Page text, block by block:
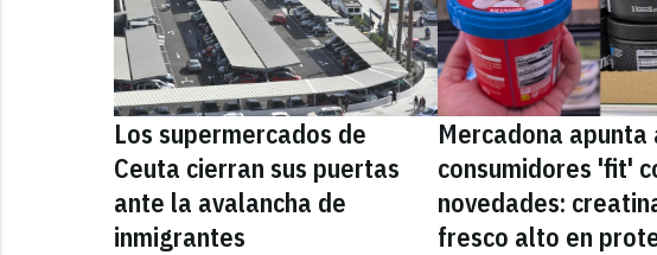
Los supermercados de
Ceuta cierran sus puertas
ante la avalancha de
inmigrantes
Mercadona apunta
consumidores 'fit'
novedades:
fresco alto en